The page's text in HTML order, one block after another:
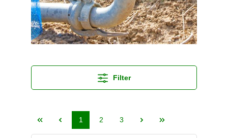
Filter
1 2 3